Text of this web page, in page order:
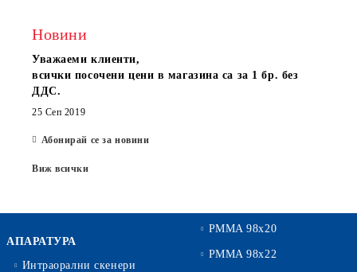
Новини
Уважаеми клиенти,
всички посочени цени в магазина са за 1 бр. без
ДДС.
25 Сеп 2019
Абонирай се за новини
Виж всички
АПАРАТУРА
Интраорални скенери
PMMA 98x20
PMMA 98x22